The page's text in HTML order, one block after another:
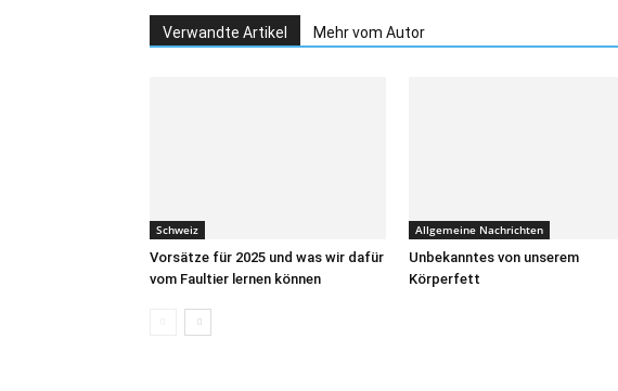
Verwandte Artikel Mehr vom Autor
Schweiz
Vorsätze für 2025 und was wir dafür
vom Faultier lernen können
Allgemeine Nachrichten
Unbekanntes von unserem
Körperfett